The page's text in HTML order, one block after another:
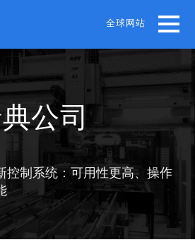
全球网站
公司
控制系统：可用性更高、操作